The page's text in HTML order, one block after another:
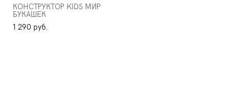
КОНСТРУКТОР KIDS МИР
БУКАШЕК
1 290 pуб.